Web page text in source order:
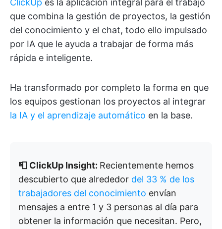
ClickUp es la aplicación integral para el trabajo
que combina la gestión de proyectos, la gestión
del conocimiento y el chat, todo ello impulsado
por IA que le ayuda a trabajar de forma más
rápida e inteligente.
Ha transformado por completo la forma en que
los equipos gestionan los proyectos al integrar
la IA y el aprendizaje automático en la base.
📮 ClickUp Insight: Recientemente hemos
descubierto que alrededor del 33 % de los
trabajadores del conocimiento envían
mensajes a entre 1 y 3 personas al día para
obtener la información que necesitan. Pero,